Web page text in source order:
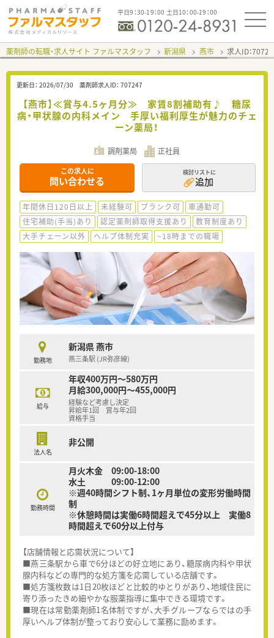
平日9：30-19：00 土日10：00-19：00
薬剤師の転職・求人サイト ファルマスタッフ 新潟県 燕市 求人ID：
更新日： 2026/07/30 薬剤師求人ID： 707247
【燕市】≪賞与4.5ヶ月分≫ 家賃8割補助有♪ 糖尿
病・甲状腺の内科メイン 手厚い福利厚生が魅力のチェ
ーン薬局！
調剤薬局 正社員
この求人に
問い合わせる
検討リストに
追加
年間休日120日以上 未経験可 ブランク可
車通勤可
住宅補助(手当)あり
認定薬剤師取得支援あり
教育制度あり
大手チェーン以外
ヘルプ体制充実 ~18時までの職場
勤務地
新潟県 燕市
燕三条駅 (JR弥彦線)
給与
年収400万円～580万円
月給300,000円～455,000円
経験など考慮し決定
昇給年1回 賞与年2回
資格手当
法人名
非公開
勤務時間
月火木金 09:00-18:00
水土 09:00-12:00
※週40時間シフト制、1ヶ月単位の変形労働時間
制
※休憩時間は実働6時間超えで45分以上 実働8
時間超えで60分以上付与
【店舗情報と応需状況について】
■燕三条駅から車で6分ほどの好立地にあり、糖尿病内科や甲状
腺内科などの専門的な処方箋を応需している店舗です。
■処方箋枚数は1日20枚ほどと比較的ゆとりがあり、地域住民に
寄り添ったきめ細やかな服薬指導に集中できる環境です。
■現在は常勤薬剤師1名体制ですが、大手グループならではの手
厚いヘルプ体制が整っており安心して業務に励めます。